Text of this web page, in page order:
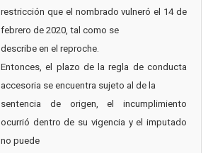
restricción que el nombrado vulneró el 14 de
febrero de 2020, tal como se
describe en el reproche.
Entonces, el plazo de la regla de conducta
accesoria se encuentra sujeto al de la
sentencia de origen, el incumplimiento
ocurrió dentro de su vigencia y el imputado
no puede